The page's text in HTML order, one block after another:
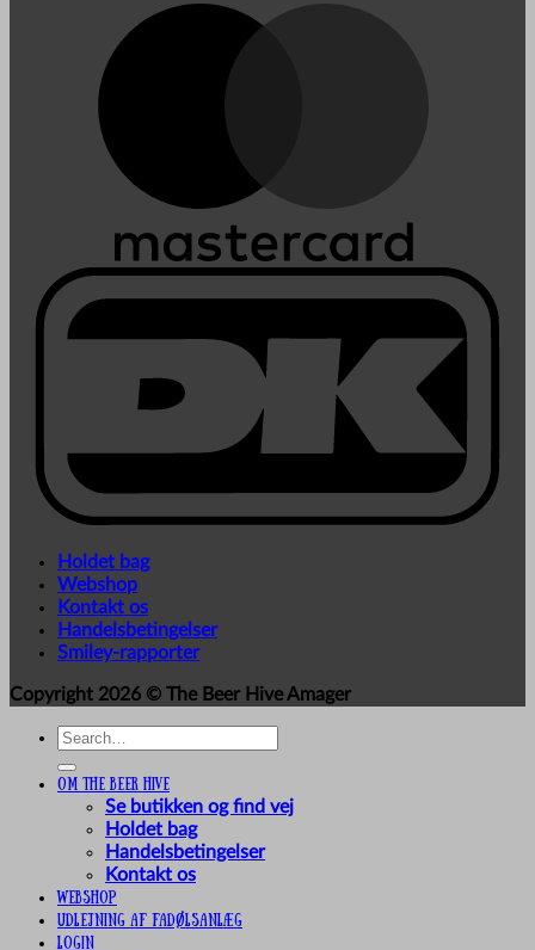
Holdet bag
Webshop
Kontakt os
Handelsbetingelser
Smiley-rapporter
Copyright 2026 © The Beer Hive Amager
Search
Om The Beer Hive
Se butikken og find vej
Holdet bag
Handelsbetingelser
Kontakt os
Webshop
UDLEJNING AF FADØLSANLÆG
Login